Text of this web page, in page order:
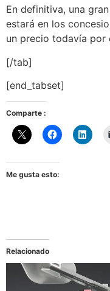
En definitiva, una
estará en los
un precio todavía por
[/tab]
[end_tabset]
Comparte :
Me gusta esto:
Relacionado